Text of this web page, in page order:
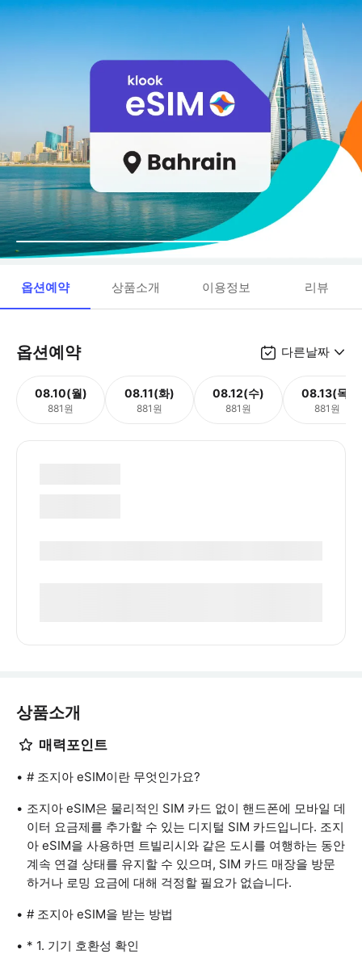
옵션예약 상품소개 이용정보 리뷰
옵션예약 다른날짜
08.10(월)
881원
08.11(화)
881원
08.12(수)
881원
08.13(목)
881원
상품소개
매력포인트
# 조지아 eSIM이란 무엇인가요?
조지아 eSIM은 물리적인 SIM 카드 없이 핸드폰에 모바일 데
이터 요금제를 추가할 수 있는 디지털 SIM 카드입니다. 조지
아 eSIM을 사용하면 트빌리시와 같은 도시를 여행하는 동안
계속 연결 상태를 유지할 수 있으며, SIM 카드 매장을 방문
하거나 로밍 요금에 대해 걱정할 필요가 없습니다.
# 조지아 eSIM을 받는 방법
* 1. 기기 호환성 확인